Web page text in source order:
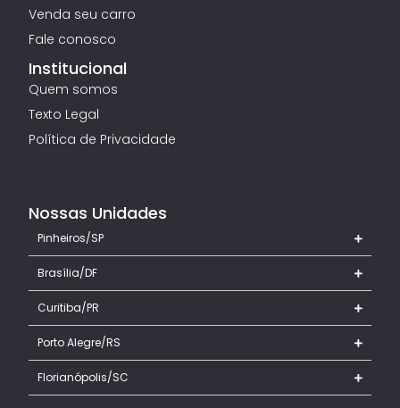
Venda seu carro
Fale conosco
Institucional
Quem somos
Texto Legal
Política de Privacidade
Nossas Unidades
Pinheiros/SP
Brasília/DF
Curitiba/PR
Porto Alegre/RS
Florianópolis/SC